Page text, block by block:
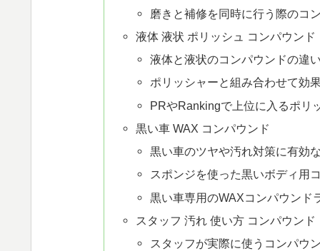
磨きと補修を同時に行う際のコ
液体 液状 ポリッシュ コンパウンド
液体と液状のコンパウンドの違
ポリッシャーと組み合わせて効
PRやRankingで上位に入るポリ
黒い車 WAX コンパウンド
黒い車のツヤや汚れ対策に有効
スポンジを使った黒いボディ用
黒い車専用のWAXコンパウンド
スタッフ 汚れ 使い方 コンパウンド
スタッフが実際に使うコンパウ